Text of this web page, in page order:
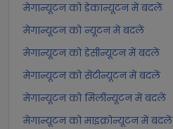
मेगान्यूटन को डेकान्यूटन में बदलें
मेगान्यूटन को न्यूटन में बदलें
मेगान्यूटन को डेसीन्यूटन में बदलें
मेगान्यूटन को सेंटीन्यूटन में बदलें
मेगान्यूटन को मिलीन्यूटन में बदलें
मेगान्यूटन को माइक्रोन्यूटन में बदलें